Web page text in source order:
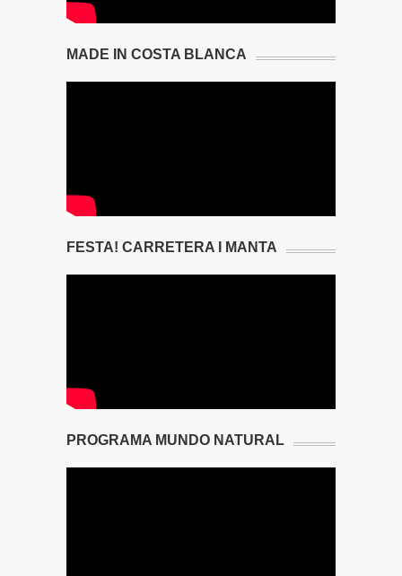
MADE IN COSTA BLANCA
FESTA! CARRETERA I MANTA
PROGRAMA MUNDO NATURAL